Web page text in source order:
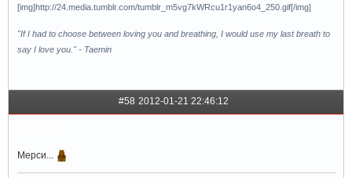
[img]http://24.media.tumblr.com/tumblr_m5vg7kWRcu1r1yan6o4_250.gif[/img]
"If I had to choose between loving you and breathing, I would use my last breath to
say I love you." - Taemin
#58 2012-01-21 22:46:12
Мерси...